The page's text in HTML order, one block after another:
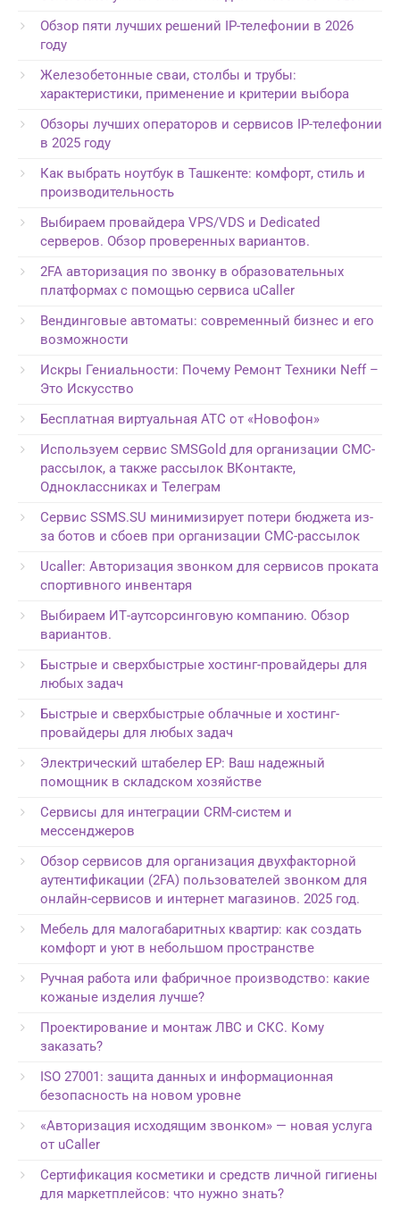
Обзор пяти лучших решений IP-телефонии в 2026
году
Железобетонные сваи, столбы и трубы:
характеристики, применение и критерии выбора
Обзоры лучших операторов и сервисов IP-телефонии
в 2025 году
Как выбрать ноутбук в Ташкенте: комфорт, стиль и
производительность
Выбираем провайдера VPS/VDS и Dedicated
серверов. Обзор проверенных вариантов.
2FA авторизация по звонку в образовательных
платформах с помощью сервиса uCaller
Вендинговые автоматы: современный бизнес и его
возможности
Искры Гениальности: Почему Ремонт Техники Neff –
Это Искусство
Бесплатная виртуальная АТС от «Новофон»
Используем сервис SMSGold для организации СМС-
рассылок, а также рассылок ВКонтакте,
Одноклассниках и Телеграм
Сервис SSMS.SU минимизирует потери бюджета из-
за ботов и сбоев при организации СМС-рассылок
Ucaller: Авторизация звонком для сервисов проката
спортивного инвентаря
Выбираем ИТ-аутсорсинговую компанию. Обзор
вариантов.
Быстрые и сверхбыстрые хостинг-провайдеры для
любых задач
Быстрые и сверхбыстрые облачные и хостинг-
провайдеры для любых задач
Электрический штабелер EP: Ваш надежный
помощник в складском хозяйстве
Сервисы для интеграции CRM-систем и
мессенджеров
Обзор сервисов для организация двухфакторной
аутентификации (2FA) пользователей звонком для
онлайн-сервисов и интернет магазинов. 2025 год.
Мебель для малогабаритных квартир: как создать
комфорт и уют в небольшом пространстве
Ручная работа или фабричное производство: какие
кожаные изделия лучше?
Проектирование и монтаж ЛВС и СКС. Кому
заказать?
ISO 27001: защита данных и информационная
безопасность на новом уровне
«Авторизация исходящим звонком» — новая услуга
от uCaller
Сертификация косметики и средств личной гигиены
для маркетплейсов: что нужно знать?